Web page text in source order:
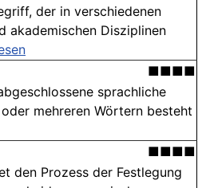
der in verschiedenen
akademischen Disziplinen
■■■■
sprachliche
mehreren Wörtern besteht
■■■■
den Prozess der Festlegung